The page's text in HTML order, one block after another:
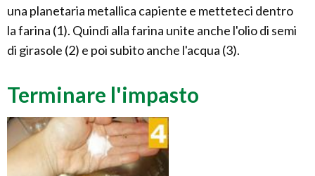
una planetaria metallica capiente e metteteci dentro
la farina (1). Quindi alla farina unite anche l'olio di semi
di girasole (2) e poi subito anche l'acqua (3).
Terminare l'impasto